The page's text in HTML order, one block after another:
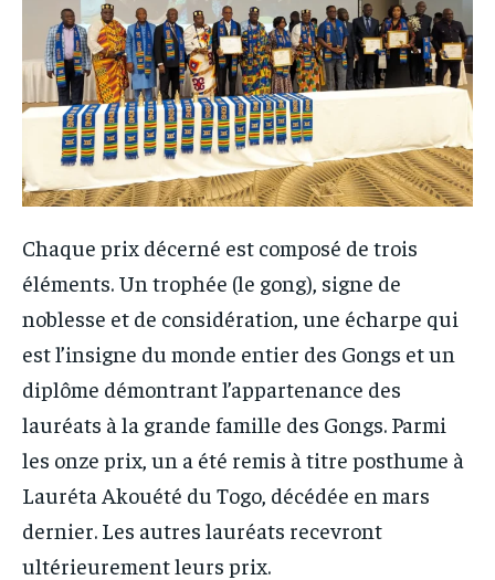
Chaque prix décerné est composé de trois
éléments. Un trophée (le gong), signe de
noblesse et de considération, une écharpe qui
est l’insigne du monde entier des Gongs et un
diplôme démontrant l’appartenance des
lauréats à la grande famille des Gongs. Parmi
les onze prix, un a été remis à titre posthume à
Lauréta Akouété du Togo, décédée en mars
dernier. Les autres lauréats recevront
ultérieurement leurs prix.